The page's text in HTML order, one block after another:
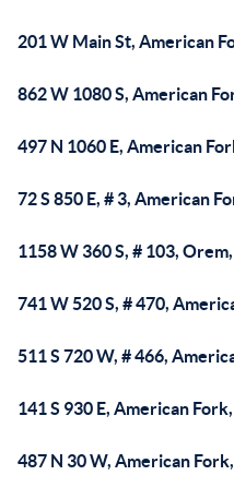
201 W Main St, American
862 W 1080 S, American
497 N 1060 E, American
72 S 850 E, # 3, American
1158 W 360 S, # 103,
741 W 520 S, # 470,
511 S 720 W, # 466,
141 S 930 E, American
487 N 30 W, American